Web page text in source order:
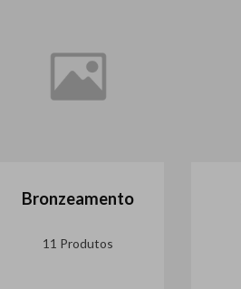
Bronzeamento
11 Produtos
Seja o primeiro a
lançamentos,